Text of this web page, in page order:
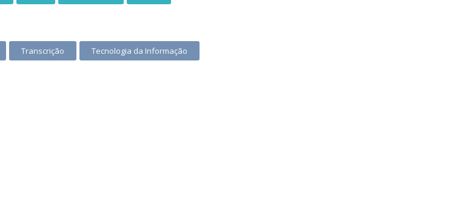
Transcrição Tecnologia da Informação